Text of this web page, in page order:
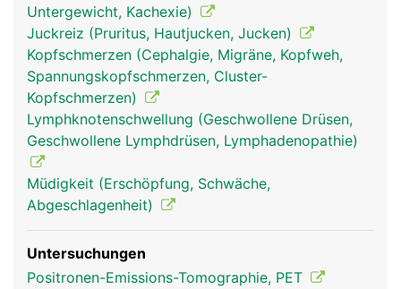
lympknoten frau lympknoten mann
Untergewicht, Kachexie)
Juckreiz (Pruritus, Hautjucken, Jucken)
Kopfschmerzen (Cephalgie, Migräne, Kopfweh,
Spannungskopfschmerzen, Cluster-
Kopfschmerzen)
Lymphknotenschwellung (Geschwollene Drüsen,
Geschwollene Lymphdrüsen, Lymphadenopathie)
Müdigkeit (Erschöpfung, Schwäche,
Abgeschlagenheit)
Untersuchungen
Positronen-Emissions-Tomographie, PET